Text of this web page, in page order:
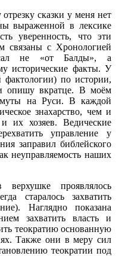
сказки у меня нет
выраженной в лексике
уверенность, что эти
связаны с Хронологией
не «от Балды», а
исторические факты. У
фактологии) по истории,
опишу вкратце. В моём
на Руси. В каждой
знахарство, чем и
их хозяев. Ведические
управление у
заправил библейского
неуправляемость наших
проявлялось
старалось захватить
Наглядно показана
захватить власть и
теократию основанную
Также они в меру сил
теократии под